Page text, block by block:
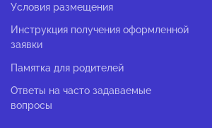
Условия размещения
Инструкция получения оформленной
заявки
Памятка для родителей
Ответы на часто задаваемые
вопросы